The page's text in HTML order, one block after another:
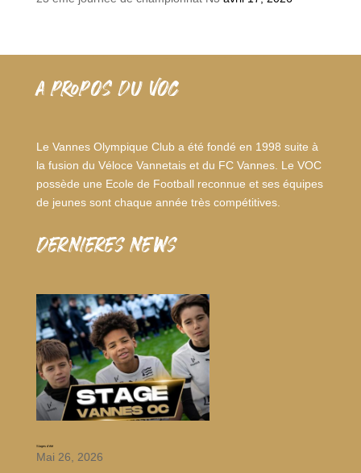
A PROPOS DU VOC
Le Vannes Olympique Club a été fondé en 1998 suite à
la fusion du Véloce Vannetais et du FC Vannes. Le VOC
possède une Ecole de Football reconnue et ses équipes
de jeunes sont chaque année très compétitives.
dernieres news
Stages d’été
Mai 26, 2026